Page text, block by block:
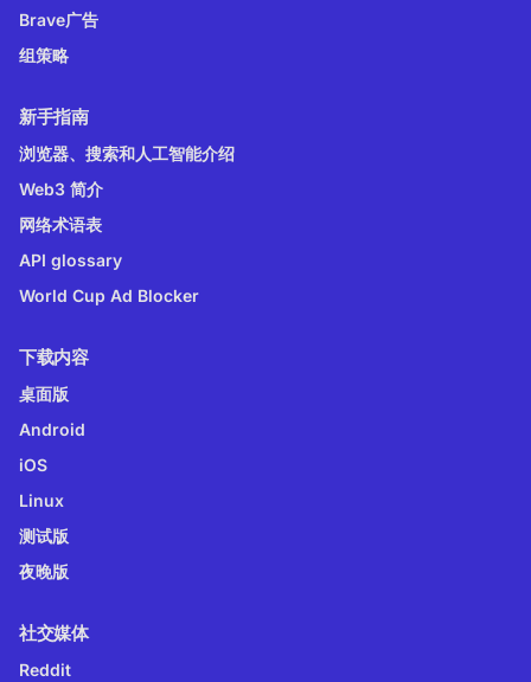
Brave广告
组策略
新手指南
浏览器、搜索和人工智能介绍
Web3 简介
网络术语表
API glossary
World Cup Ad Blocker
下载内容
桌面版
Android
iOS
Linux
测试版
夜晚版
社交媒体
Reddit